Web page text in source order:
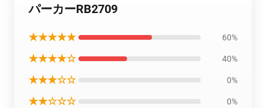
パーカーRB2709
★★★★★ 60%
★★★★☆ 40%
★★★☆☆ 0%
★★☆☆☆ 0%